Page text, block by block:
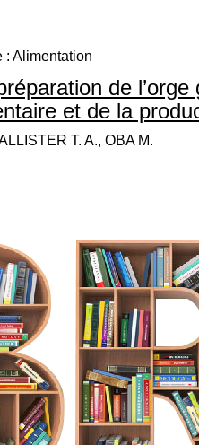
: Alimentation
de l’orge
et de la
T. A., OBA M.